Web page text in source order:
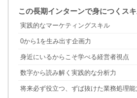
この長期インターンで身につくス
実践的なマーケティングスキル
0から1を生み出す企画力
身近にいるからこそ学べる経営者視点
数字から読み解く実践的な分析力
将来必ず役立つ、ずば抜けた業務処理能